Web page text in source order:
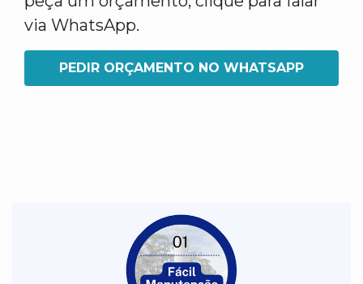
via WhatsApp.
PEDIR ORÇAMENTO NO WHATSAPP